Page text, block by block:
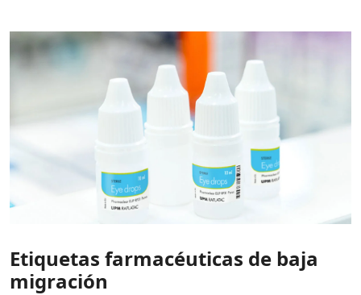
Etiquetas farmacéuticas de baja
migración